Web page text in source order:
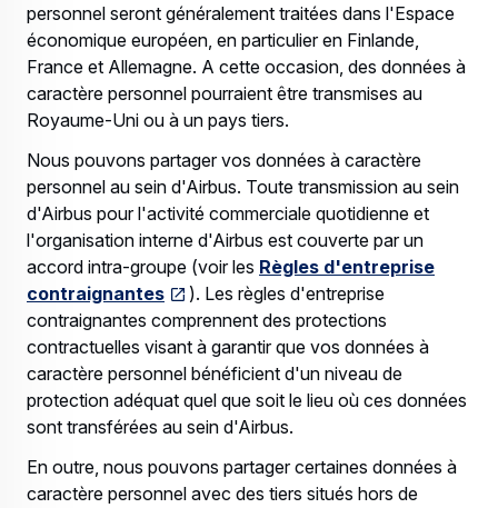
personnel seront généralement traitées dans l'Espace
économique européen, en particulier en Finlande,
France et Allemagne. A cette occasion, des données à
caractère personnel pourraient être transmises au
Royaume-Uni ou à un pays tiers.
Nous pouvons partager vos données à caractère
personnel au sein d'Airbus. Toute transmission au sein
d'Airbus pour l'activité commerciale quotidienne et
l'organisation interne d'Airbus est couverte par un
accord intra-groupe (voir les Règles d'entreprise
contraignantes
). Les règles d'entreprise
contraignantes comprennent des protections
contractuelles visant à garantir que vos données à
caractère personnel bénéficient d'un niveau de
protection adéquat quel que soit le lieu où ces données
sont transférées au sein d'Airbus.
En outre, nous pouvons partager certaines données à
caractère personnel avec des tiers situés hors de